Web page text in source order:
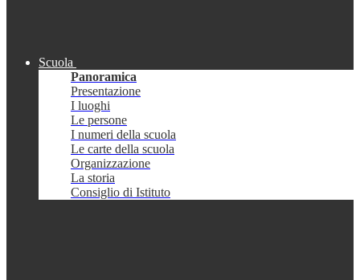
Scuola
Panoramica
Presentazione
I luoghi
Le persone
I numeri della scuola
Le carte della scuola
Organizzazione
La storia
Consiglio di Istituto